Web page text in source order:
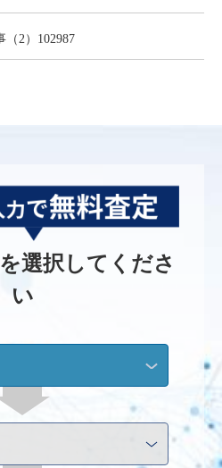
（2）102987
選択してくださ
い